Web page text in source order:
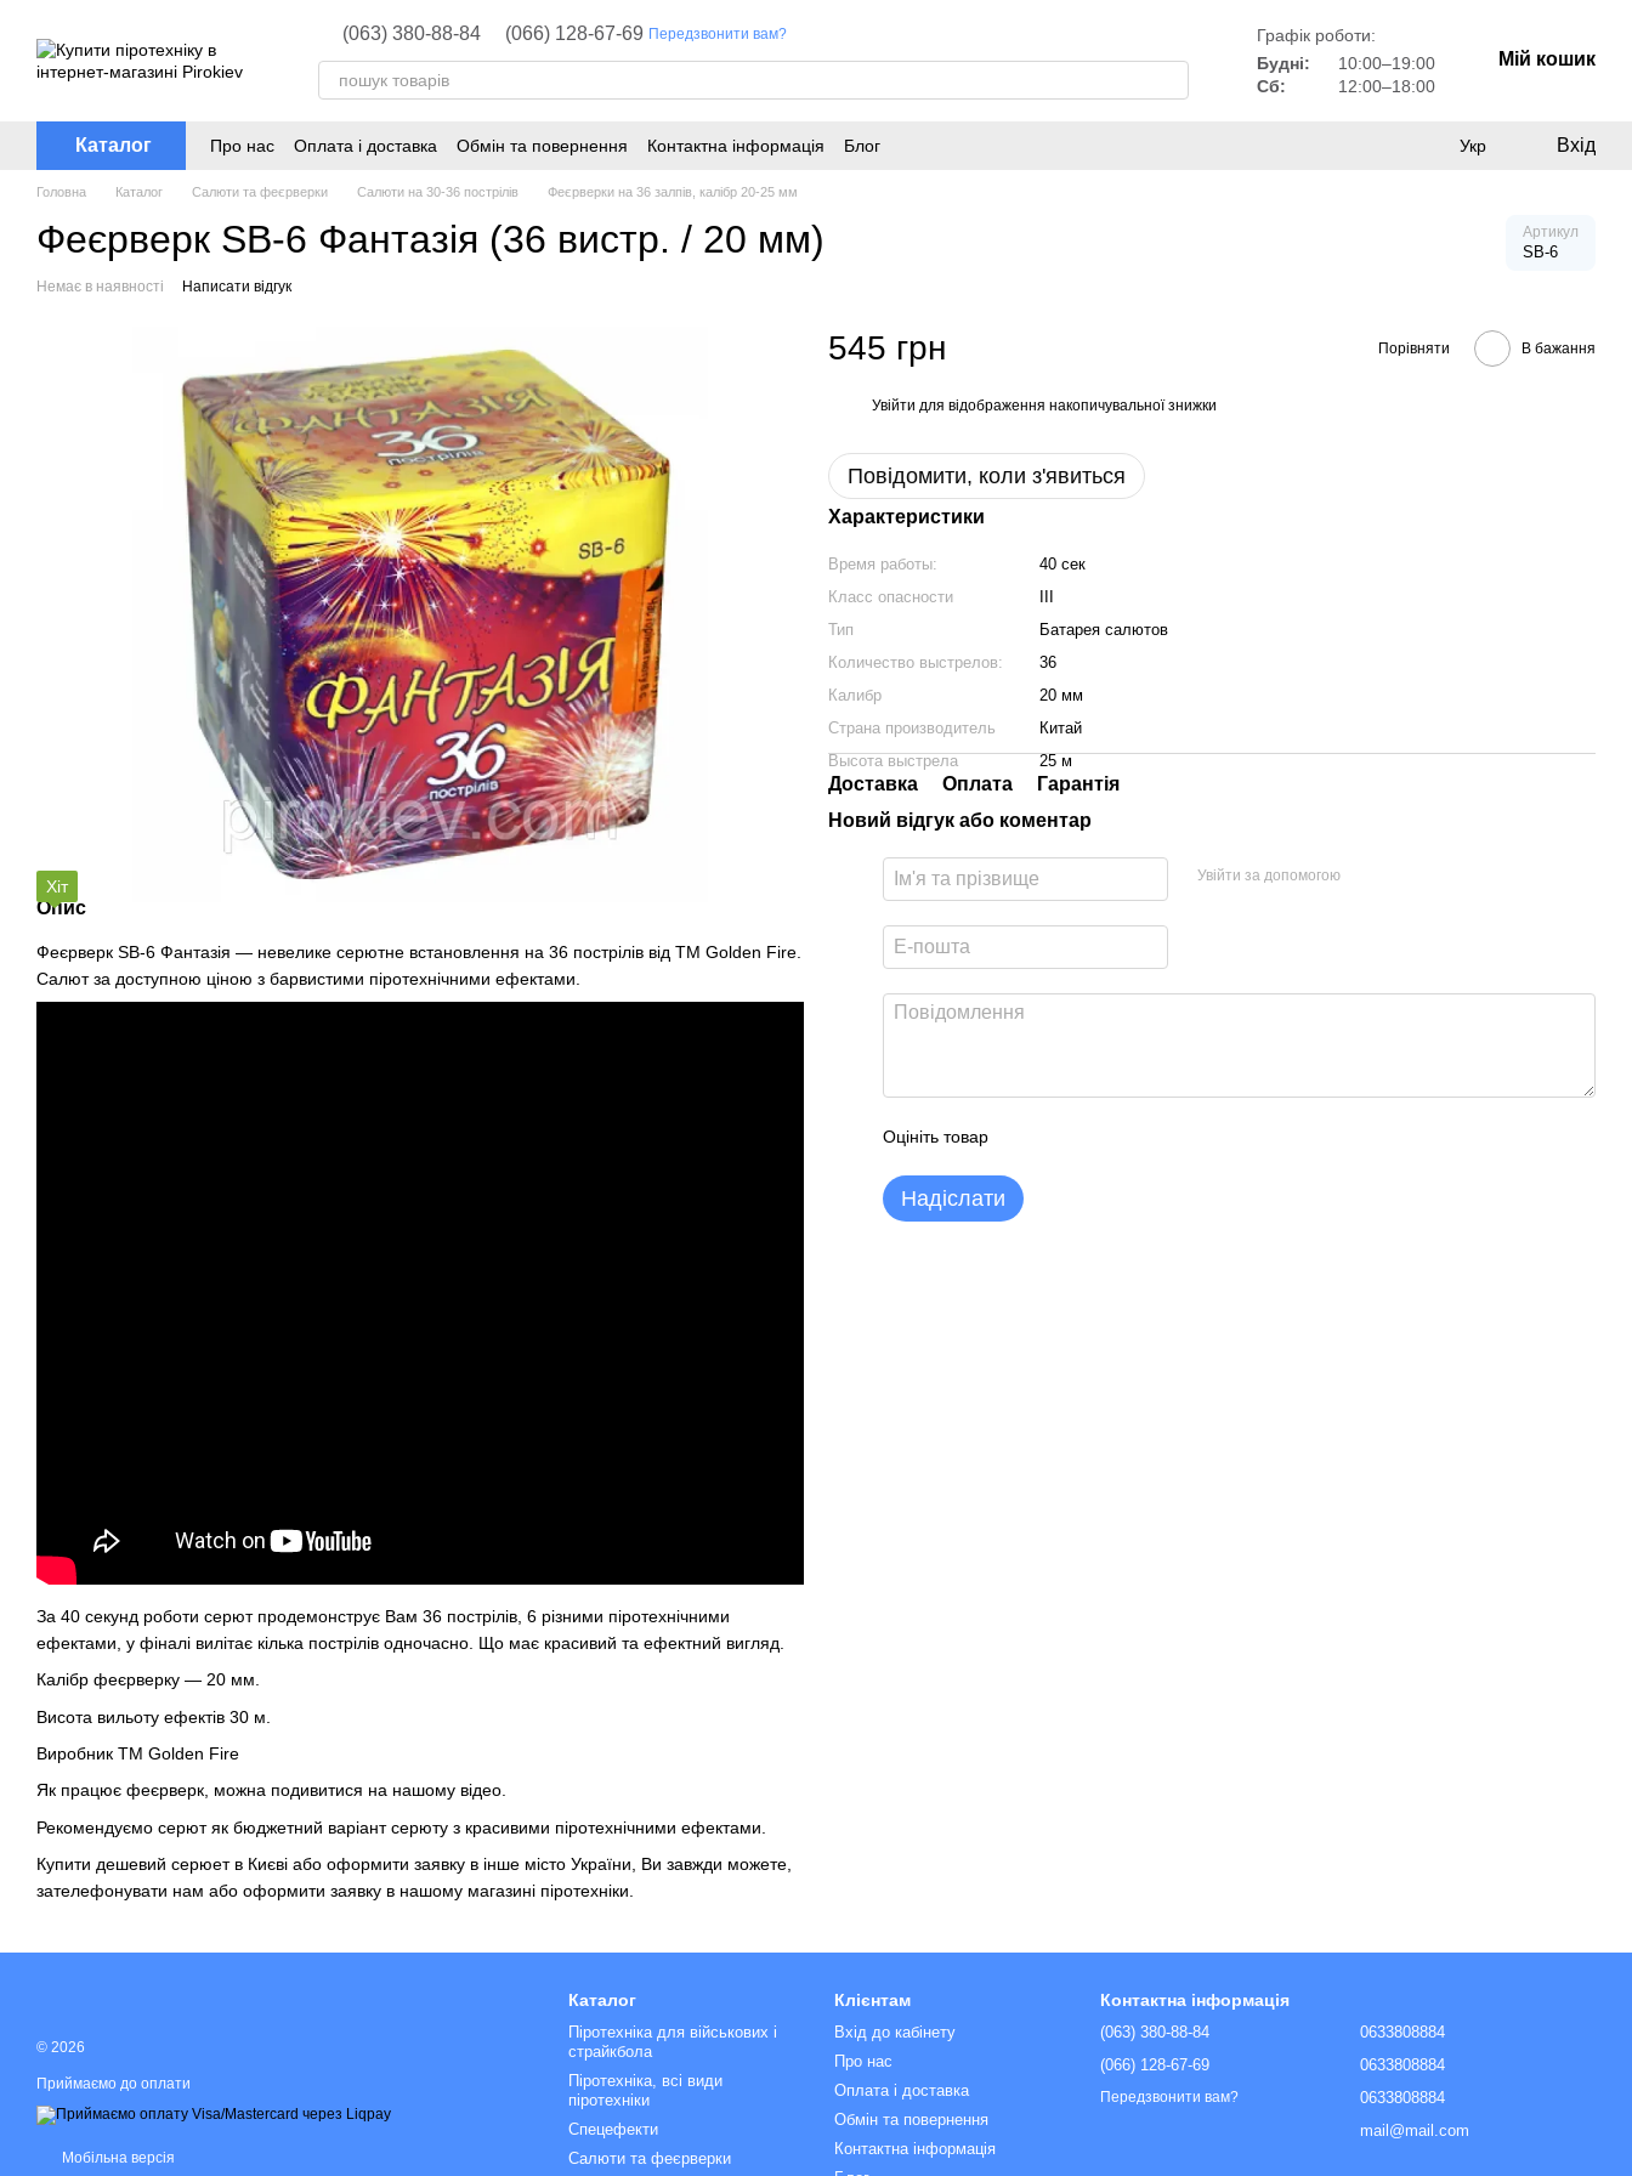
(063) 380-88-84 (066) 128-67-69 Передзвонити вам?
Графік роботи:
Будні:
10:00–19:00
Сб:
12:00–18:00
Мій кошик
Каталог Про нас Оплата і доставка Обмін та повернення Контактна інформація Блог Укр Вхід
Головна Каталог Салюти та феєрверки Салюти на 30-36 пострілів Феєрверки на 36 залпів, калібр 20-25 мм
Феєрверк SB-6 Фантазія (36 вистр. / 20 мм) Артикул
SB-6
Немає в наявності Написати відгук
Хіт
Опис
Феєрверк SB-6 Фантазія — невелике серютне встановлення на 36 пострілів від ТМ Golden Fire.
Салют за доступною ціною з барвистими піротехнічними ефектами.
За 40 секунд роботи серют продемонструє Вам 36 пострілів, 6 різними піротехнічними
ефектами, у фіналі вилітає кілька пострілів одночасно. Що має красивий та ефектний вигляд.
Калібр феєрверку — 20 мм.
Висота вильоту ефектів 30 м.
Виробник ТМ Golden Fire
Як працює феєрверк, можна подивитися на нашому відео.
Рекомендуємо серютяк бюджетний варіант серюту з красивими піротехнічними ефектами.
Купити дешевий серюетв Києві або оформити заявку в інше місто України, Ви завжди можете,
зателефонувати нам або оформити заявку в нашому магазині піротехніки
545 грн Порівняти В бажання
Увійти для відображення накопичувальної знижки
Повідомити, коли з'явиться
Характеристики
Время работы:
40 сек
Класс опасности
Тип
Батарея салютов
Количество выстрелов:
36
Калибр
20 мм
Страна производитель
Китай
Высота выстрела
25 м
Доставка Оплата
Гарантія
Новий відгук або коментар
Увійти за допомогою
Оцініть товар
Надіслати
© 2026
Приймаємо до оплати
Мобільна версія
Каталог
Піротехніка для військових і
страйкбола
Піротехніка, всі види
піротехніки
Спецефекти
Салюти та феєрверки
Клієнтам
Вхід до кабінету
Про нас
Оплата і доставка
Обмін та повернення
Контактна інформація
Контактна інформація
(063) 380-88-84
(066) 128-67-69
Передзвонити вам?
0633808884
0633808884
0633808884
mail@mail.com